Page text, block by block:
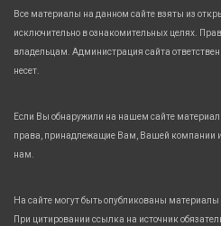
Все материалы на данном сайте взяты из
исключительно в ознакомительных целях.
владельцам. Администрация сайта
несет.
Если Вы обнаружили на нашем сайте
права, принадлежащие Вам, Вашей компании
нам.
На сайте могут быть опубликованы материалы
При цитировании ссылка на источник